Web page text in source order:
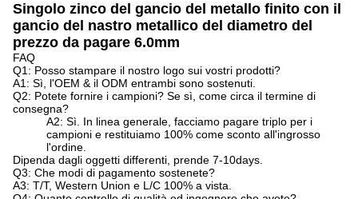
Singolo zinco del gancio del metallo finito con il
gancio del nastro metallico del diametro del
prezzo da pagare 6.0mm
FAQ
Q1: Posso stampare il nostro logo sui vostri prodotti?
A1: Sì, l'OEM & il ODM entrambi sono sostenuti.
Q2: Potete fornire i campioni? Se sì, come circa il termine di
consegna?
A2: Sì. In linea generale, facciamo pagare triplo per i
campioni e restituiamo 100% come sconto all'ingrosso
l'ordine.
Dipenda dagli oggetti differenti, prende 7-10days.
Q3: Che modi di pagamento sostenete?
A3: T/T, Western Union e L/C 100% a vista.